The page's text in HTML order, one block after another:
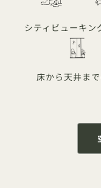
シティビューキン
床から天井ま